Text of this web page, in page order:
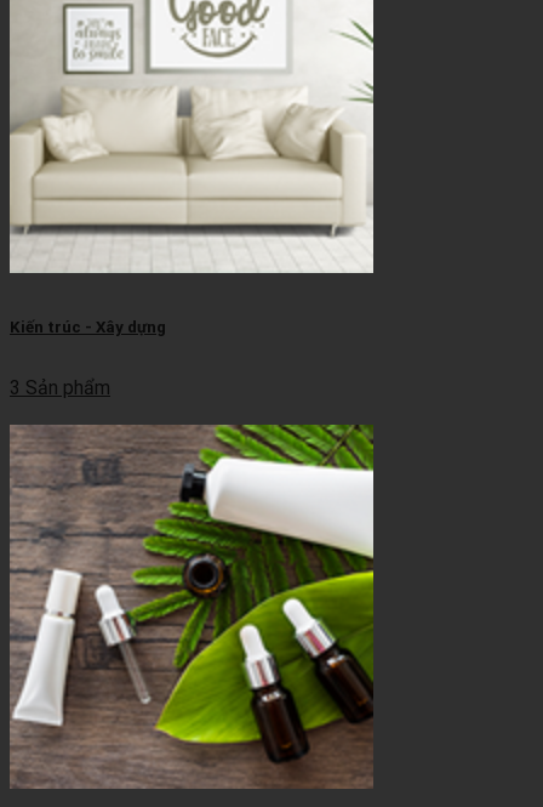
Kiến trúc - Xây dựng
3 Sản phẩm